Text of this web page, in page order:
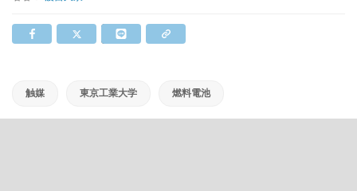
触媒 東京工業大学 燃料電池